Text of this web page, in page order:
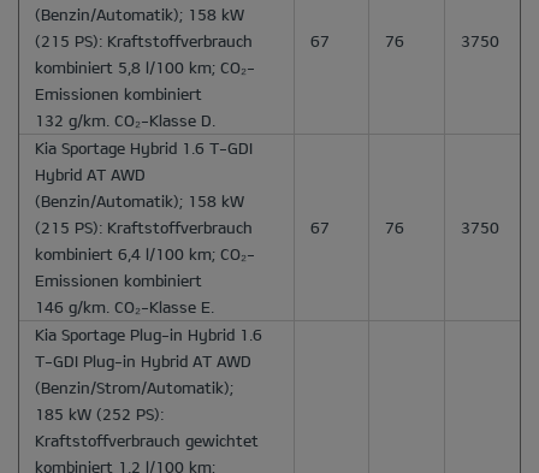
(Benzin/Automatik); 158 kW
(215 PS): Kraftstoffverbrauch
kombiniert 5,8 l/100 km; CO₂-
Emissionen kombiniert
132 g/km. CO₂-Klasse D.
67 76 3750
Kia Sportage Hybrid 1.6 T-GDI
Hybrid AT AWD
(Benzin/Automatik); 158 kW
(215 PS): Kraftstoffverbrauch
kombiniert 6,4 l/100 km; CO₂-
Emissionen kombiniert
146 g/km. CO₂-Klasse E.
67 76 3750
Kia Sportage Plug-in Hybrid 1.6
T-GDI Plug-in Hybrid AT AWD
(Benzin/Strom/Automatik);
185 kW (252 PS):
Kraftstoffverbrauch gewichtet
kombiniert 1,2 l/100 km;